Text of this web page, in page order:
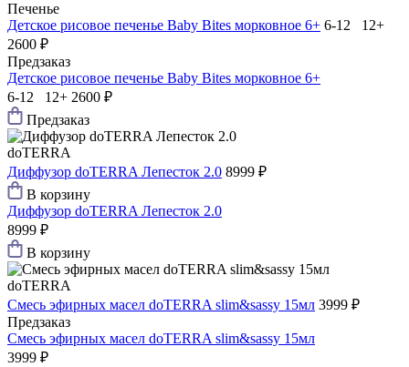
Печенье
Детское рисовое печенье Baby Bites морковное 6+ 6-12 12+
2600 ₽
Предзаказ
Детское рисовое печенье Baby Bites морковное 6+
6-12 12+ 2600 ₽
Предзаказ
doTERRA
Диффузор doTERRA Лепесток 2.0 8999 ₽
В корзину
Диффузор doTERRA Лепесток 2.0
8999 ₽
В корзину
doTERRA
Смесь эфирных масел doTERRA slim&sassy 15мл 3999 ₽
Предзаказ
Смесь эфирных масел doTERRA slim&sassy 15мл
3999 ₽